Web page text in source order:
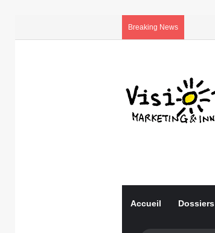
Breaking News
Accueil Dossiers